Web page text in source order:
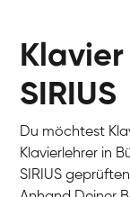
SIRIUS
Du möchtest
Klavierlehrer in
SIRIUS